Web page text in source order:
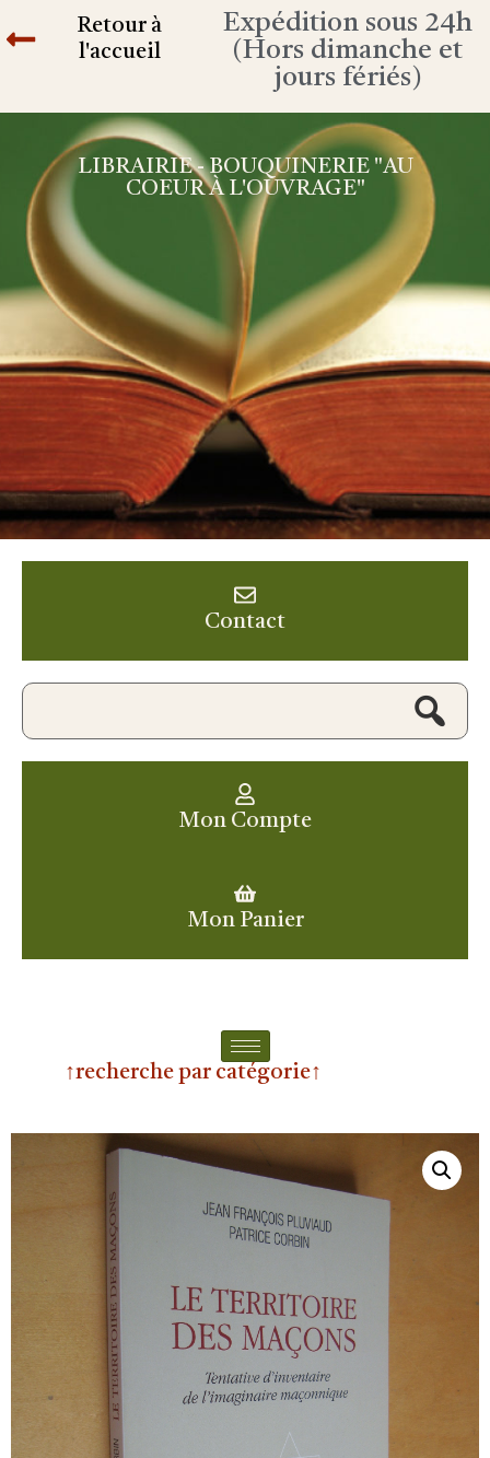
Retour à
l'accueil
Expédition sous 24h
(Hors dimanche et
jours fériés)
LIBRAIRIE - BOUQUINERIE "AU
COEUR À L'OUVRAGE"
Contact
Mon Compte
Mon Panier
↑recherche par catégorie↑